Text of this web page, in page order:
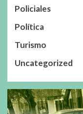
Policiales
Política
Turismo
Uncategorized